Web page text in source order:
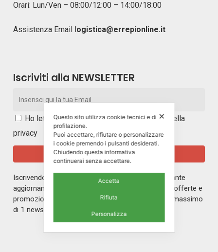
Orari: Lun/Ven – 08:00/12:00 – 14:00/18:00
Assistenza Email ogistica@errepionline.it
Iscriviti alla NEWSLETTER
Ho letto e accetto itermini e le condizioni della
privacy
Iscrivendoti alla nostra newsletter rimarrai in costante
aggiornamento sul mondo di ERREPI, sulle nuove offerte e
promozioni riservate ai nostri iscritti. Riceverai un massimo
di 1 newsletter al mese.
✕
Questo sito utilizza cookie tecnici e di
profilazione.
Puoi accettare, rifiutare o personalizzare
i cookie premendo i pulsanti desiderati.
Chiudendo questa informativa
continuerai senza accettare.
Accetta
Rifiuta
Personalizza